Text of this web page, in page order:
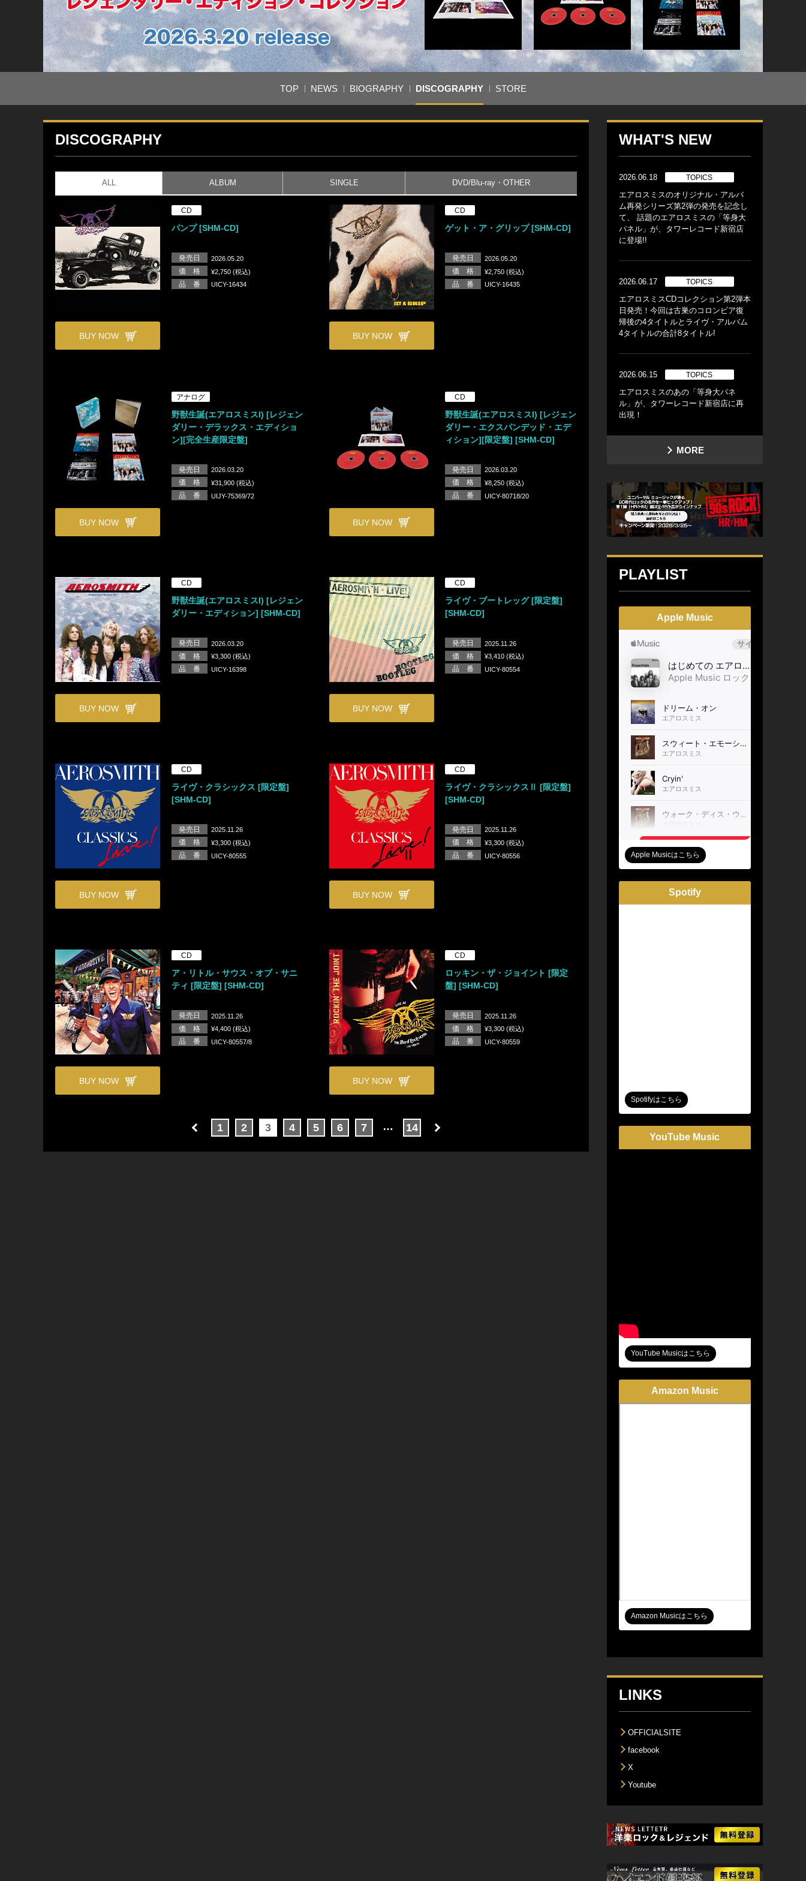
TOP NEWS BIOGRAPHY DISCOGRAPHY STORE
DISCOGRAPHY
ALL ALBUM SINGLE DVD/Blu-ray・OTHER
BUY NOW
CD
パンプ [SHM-CD]
発売日 2026.05.20
価 格 ¥2,750 (税込)
品 番 UICY-16434
BUY NOW
CD
ゲット・ア・グリップ [SHM-CD]
発売日 2026.05.20
価 格 ¥2,750 (税込)
品 番 UICY-16435
BUY NOW
アナログ
野獣生誕(エアロスミスI) [レジェン
ダリー・デラックス・エディショ
ン][完全生産限定盤]
発売日 2026.03.20
価 格 ¥31,900 (税込)
品 番 UIJY-75369/72
BUY NOW
CD
野獣生誕(エアロスミスI) [レジェン
ダリー・エクスパンデッド・エデ
ィション][限定盤] [SHM-CD]
発売日 2026.03.20
価 格 ¥8,250 (税込)
品 番 UICY-80718/20
BUY NOW
CD
野獣生誕(エアロスミスI) [レジェン
ダリー・エディション] [SHM-CD]
発売日 2026.03.20
価 格 ¥3,300 (税込)
品 番 UICY-16398
BUY NOW
CD
ライヴ・ブートレッグ [限定盤]
[SHM-CD]
発売日 2025.11.26
価 格 ¥3,410 (税込)
品 番 UICY-80554
BUY NOW
CD
ライヴ・クラシックス [限定盤]
[SHM-CD]
発売日 2025.11.26
価 格 ¥3,300 (税込)
品 番 UICY-80555
BUY NOW
CD
ライヴ・クラシックスⅡ [限定盤]
[SHM-CD]
発売日 2025.11.26
価 格 ¥3,300 (税込)
品 番 UICY-80556
BUY NOW
CD
ア・リトル・サウス・オブ・サニ
ティ [限定盤] [SHM-CD]
発売日 2025.11.26
価 格 ¥4,400 (税込)
品 番 UICY-80557/8
BUY NOW
CD
ロッキン・ザ・ジョイント [限定
盤] [SHM-CD]
発売日 2025.11.26
価 格 ¥3,300 (税込)
品 番 UICY-80559
1 2 3 4 5 6 7 … 14
WHAT'S NEW
2026.06.18 TOPICS
エアロスミスのオリジナル・アルバ
ム再発シリーズ第2弾の発売を記念し
て、 話題のエアロスミスの「等身大
パネル」が、タワーレコード新宿店
に登場!!
2026.06.17 TOPICS
エアロスミスCDコレクション第2弾本
日発売！今回は古巣のコロンビア復
帰後の4タイトルとライヴ・アルバム
4タイトルの合計8タイトル!
2026.06.15 TOPICS
エアロスミスのあの「等身大パネ
ル」が、タワーレコード新宿店に再
出現！
MORE
PLAYLIST
Apple Music
Apple Musicはこちら
Spotify
Spotifyはこちら
YouTube Music
YouTube Musicはこちら
Amazon Music
Amazon Musicはこちら
LINKS
OFFICIALSITE
facebook
X
Youtube